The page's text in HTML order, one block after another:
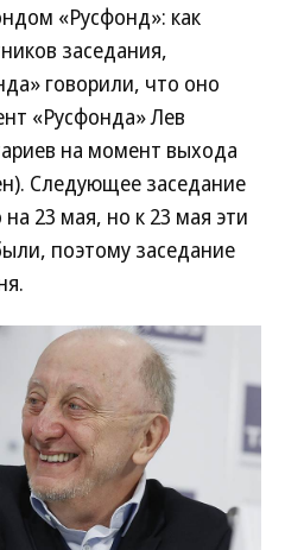
«Русфонд»: как
заседания,
говорили, что оно
«Русфонда» Лев
на момент выхода
Следующее заседание
23 мая, но к 23 мая эти
поэтому заседание